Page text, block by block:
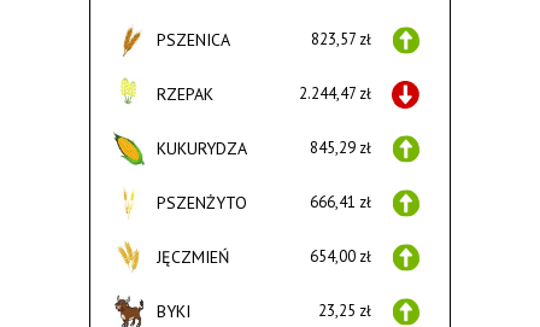
PSZENICA 823,57 zł
RZEPAK 2.244,47 zł
KUKURYDZA 845,29 zł
PSZENŻYTO 666,41 zł
JĘCZMIEŃ 654,00 zł
BYKI 23,25 zł